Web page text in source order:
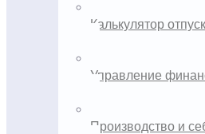
Калькулятор
Управление
Производство и